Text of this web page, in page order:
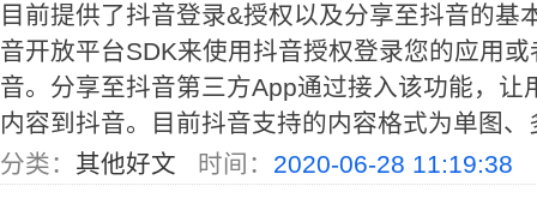
目前提供了抖音登录&授权以及分享至抖音的基
音开放平台SDK来使用抖音授权登录您的应用
音。分享至抖音第三方App通过接入该功能，让
内容到抖音。目前抖音支持的内容格式为单图
分类： 其他好文 时间： 2020-06-28 11:19:38